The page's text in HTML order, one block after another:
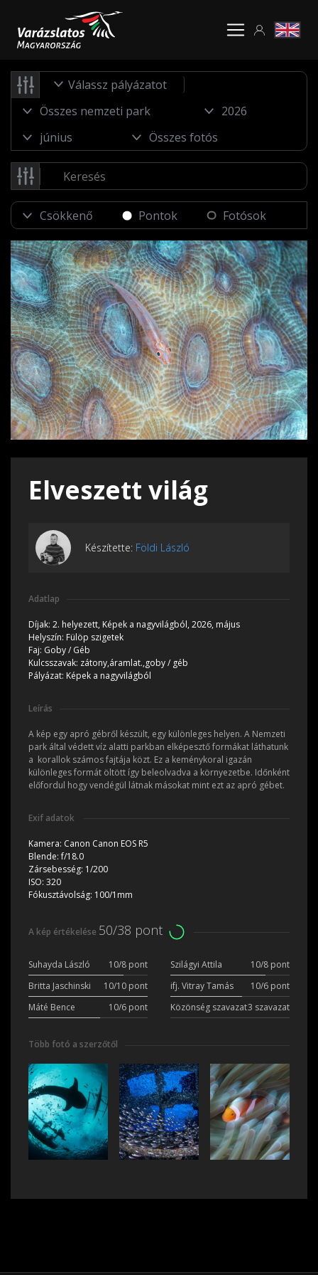
Válassz pályázatot
Pontok Fotósok
Elveszett világ
Készítette: Földi László
Adatlap
Díjak: 2. helyezett, Képek a nagyvilágból, 2026, május
Helyszín: Fülöp szigetek
Faj: Goby / Géb
Kulcsszavak: zátony,áramlat.,goby / géb
Pályázat: Képek a nagyvilágból
Leírás
A kép egy apró gébről készült, egy különleges helyen. A Nemzeti
park által védett víz alatti parkban elképesztő formákat láthatunk
a korallok számos fajtája közt. Ez a keménykoral igazán
különleges formát öltött így beleolvadva a környezetbe. Időnként
előfordul hogy vendégül látnak másokat mint ezt az apró gébet.
Exif adatok
Kamera: Canon Canon EOS R5
Blende:f/18.0
Zársebesség: 1/200
ISO: 320
Fókusztávolság: 100/1mm
A kép értékelése 50/38 pont
Suhayda László 10/8 pont Szilágyi Attila
10/8 pont
Britta Jaschinski
10/10 pont ifj. Vitray Tamás
10/6 pont
Máté Bence
10/6 pont Közönség szavazat3 szavazat
Több fotó a szerzőtől